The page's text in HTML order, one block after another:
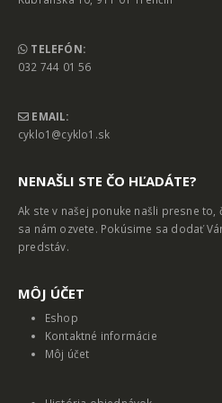
TELEFÓN:
032 744 01 56
EMAIL:
cyklo1@cyklo1.sk
NENAŠLI STE ČO HĽADÁTE?
Ak ste v našej ponuke našli presne
sa nám ozvete. Pokúsime sa dodať
predstáv.
MȎJ ÚČET
Eshop
Kontaktné informácie
Môj účet